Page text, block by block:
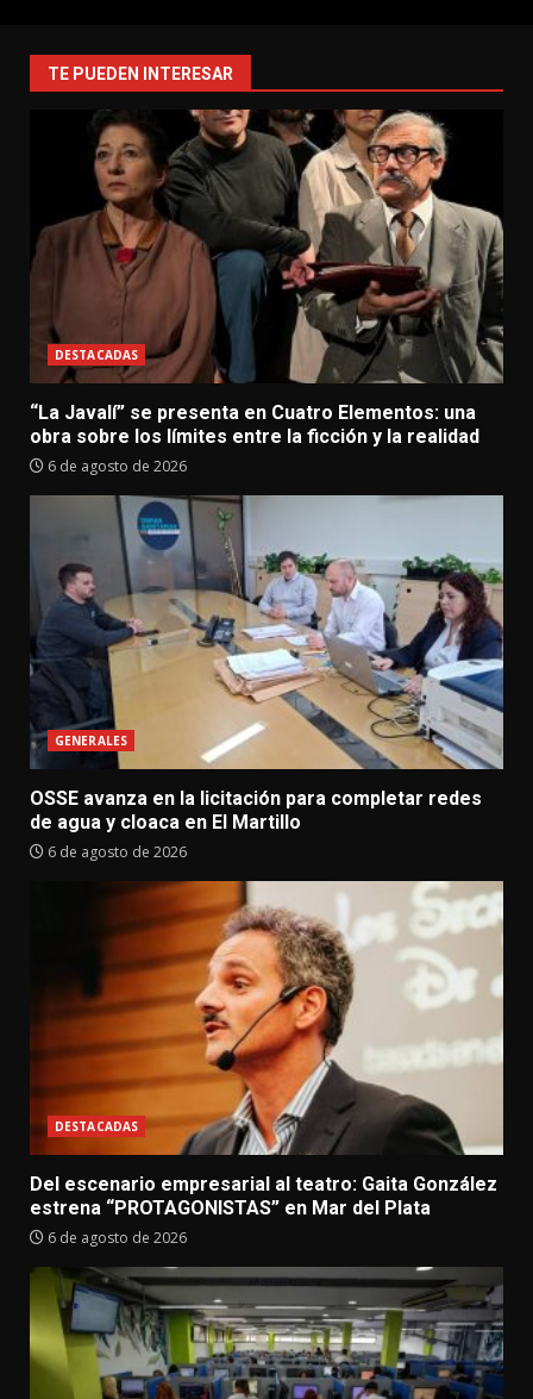
TE PUEDEN INTERESAR
DESTACADAS
“La Javalí” se presenta en Cuatro Elementos: una
obra sobre los límites entre la ficción y la realidad
6 de agosto de 2026
GENERALES
OSSE avanza en la licitación para completar redes
de agua y cloaca en El Martillo
6 de agosto de 2026
DESTACADAS
Del escenario empresarial al teatro: Gaita González
estrena “PROTAGONISTAS” en Mar del Plata
6 de agosto de 2026